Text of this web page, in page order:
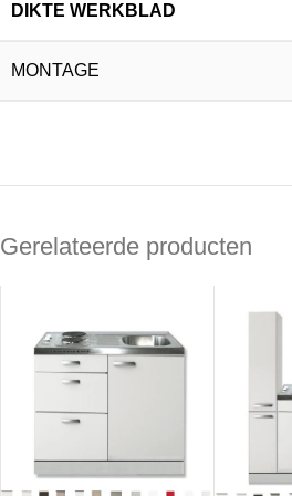
DIKTE WERKBLAD
MONTAGE
Gerelateerde producten